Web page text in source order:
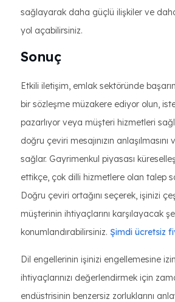
sağlayarak daha güçlü ilişkiler ve
yol açabilirsiniz.
Sonuç
Etkili iletişim, emlak sektöründe
bir sözleşme müzakere ediyor olun,
pazarlıyor veya müşteri hizmetleri
doğru çeviri mesajınızın
sağlar. Gayrimenkul piyasası
ettikçe, çok dilli hizmetlere olan talep
Doğru çeviri ortağını seçerek, işinizi
müşterinin ihtiyaçlarını karşılayacak
konumlandırabilirsiniz. Şimdi ücretsiz
Dil engellerinin işinizi engellemesine
ihtiyaçlarınızı değerlendirmek için
endüstrisinin benzersiz zorluklarını